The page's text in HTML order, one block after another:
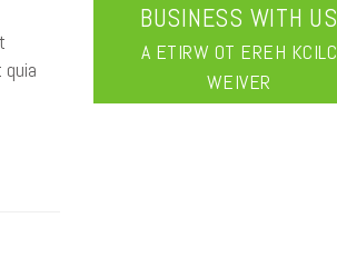
BUSINESS WITH US
CLICK HERE TO WRITE A
REVIEW